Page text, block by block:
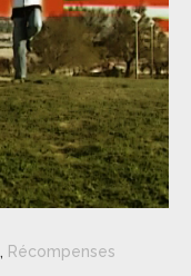
, Récompenses